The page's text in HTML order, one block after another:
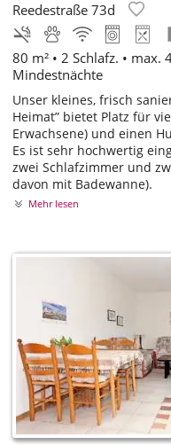
Reedestraße 73d
80 m² • 2 Schlafz. • max.
Mindestnächte
Unser kleines, frisch
Heimat” bietet Platz für
Erwachsene) und einen
Es ist sehr hochwertig
zwei Schlafzimmer und
davon mit Badewanne).
Mehr lesen